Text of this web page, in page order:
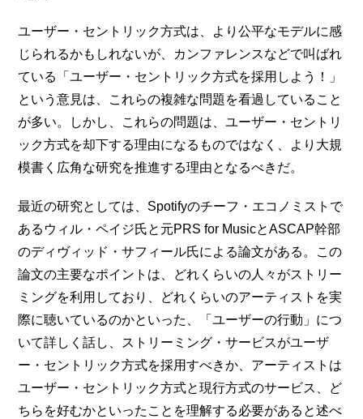
ユーザー・セントリック方式は、より公平なモデルに感
じられるかもしれないが、カンファレンスなどで叫ばれ
ている「ユーザー・セントリック方式を採用しよう！」
という意見は、これらの複雑な問題を看過していること
が多い。しかし、これらの問題は、ユーザー・セントリ
ック方式を却下する理由になるものではなく、より大規
模書く広角な研究を推進する理由となるべきだ。
最近の研究としては、Spotifyのチーフ・エコノミストで
あるウィル・ペイジ氏と元PRS for MusicとASCAP幹部
のディヴィッド・サフィール氏による論文がある。この
論文の主要なポイントは、どれくらいの人々がストリー
ミングを利用しており、どれくらいのアーティストを実
際に聴いているのかといった、「ユーザーの行動」につ
いて詳しく話し、ストリーミング・サービスがユーザ
ー・セントリック方式を採用すべきか、アーティストは
ユーザー・セントリック方式と現行方式のサービス、ど
ちらを好むかといったことを理解する必要があると述べ